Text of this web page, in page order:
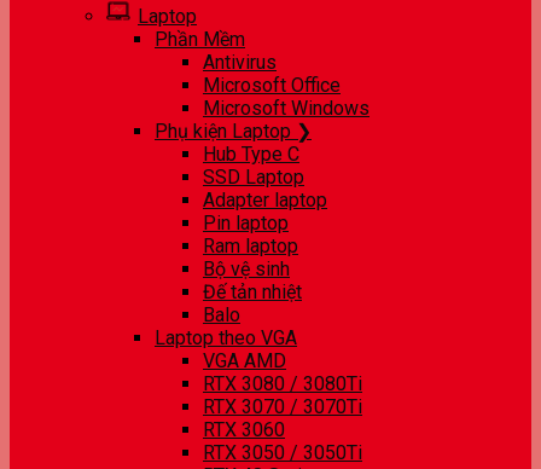
Laptop
Phần Mềm
Antivirus
Microsoft Office
Microsoft Windows
Phụ kiện Laptop ❯
Hub Type C
SSD Laptop
Adapter laptop
Pin laptop
Ram laptop
Bộ vệ sinh
Đế tản nhiệt
Balo
Laptop theo VGA
VGA AMD
RTX 3080 / 3080Ti
RTX 3070 / 3070Ti
RTX 3060
RTX 3050 / 3050Ti